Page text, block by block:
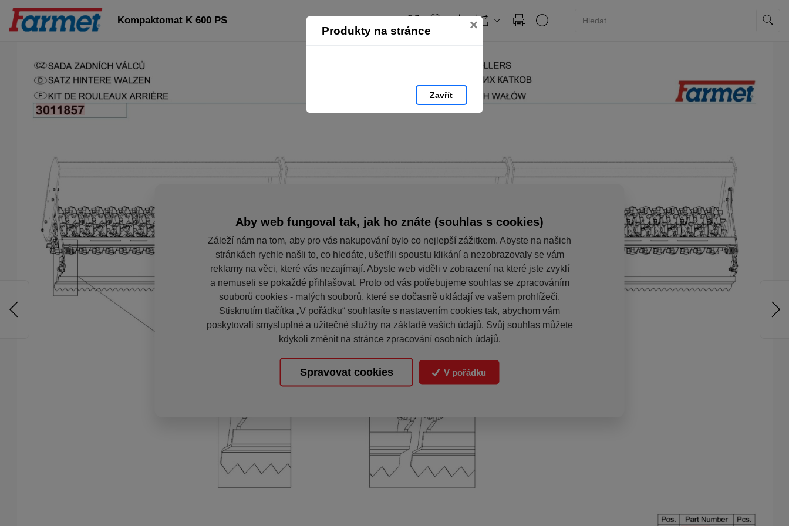
Produkty na stránce ×
Zavřít
Kompaktomat K 600 PS
Aby web fungoval tak, jak ho znáte (souhlas s cookies)
Záleží nám na tom, aby pro vás nakupování bylo co nejlepší zážitkem. Abyste na našich
stránkách rychle našli to, co hledáte, ušetřili spoustu klikání a nezobrazovaly se vám
reklamy na věci, které vás nezajímají. Abyste web viděli v zobrazení na které jste zvyklí
a nemuseli se pokaždé přihlašovat. Proto od vás potřebujeme souhlas se zpracováním
souborů cookies - malých souborů, které se dočasně ukládají ve vašem prohlížeči.
Stisknutím tlačítka „V pořádku“ souhlasíte s nastavením cookies tak, abychom vám
poskytovali smysluplné a užitečné služby na základě vašich údajů. Svůj souhlas můžete
kdykoli změnit na stránce zpracování osobních údajů.
Spravovat cookies V pořádku